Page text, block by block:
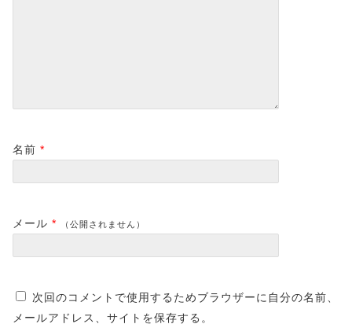
名前 *
メール * （公開されません）
次回のコメントで使用するためブラウザーに自分の名前、
メールアドレス、サイトを保存する。